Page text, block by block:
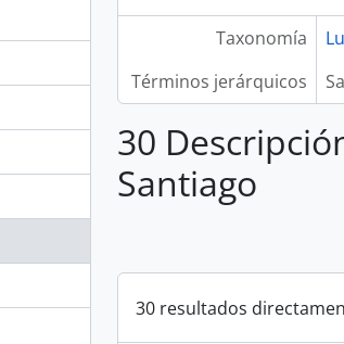
Taxonomía
Términos jerárquicos
30
Santiago
30 resultados